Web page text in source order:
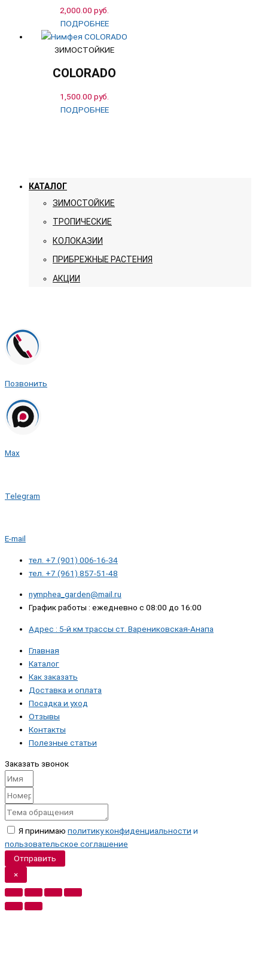
КАТАЛОГ
ЗИМОСТОЙКИЕ
ТРОПИЧЕСКИЕ
КОЛОКАЗИИ
ПРИБРЕЖНЫЕ РАСТЕНИЯ
АКЦИИ
2,000.00 руб.
ПОДРОБНЕЕ
ЗИМОСТОЙКИЕ
COLORADO
1,500.00 руб.
ПОДРОБНЕЕ
Позвонить
Max
Telegram
E-mail
тел. +7 (901) 006-16-34
тел. +7 (961) 857-51-48
nymphea_garden@mail.ru
График работы : ежедневно с 08:00 до 16:00
Адрес : 5-й км трассы ст. Варениковская-Анапа
Главная
Каталог
Как заказать
Доставка и оплата
Посадка и уход
Отзывы
Контакты
Полезные статьи
Заказать звонок
Я принимаю политику конфиденциальности и
пользовательское соглашение
Отправить
×